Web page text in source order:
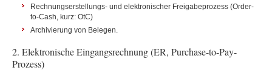
Rechnungserstellungs- und elektronischer Freigabeprozess (Order-
to-Cash, kurz: OtC)
Archivierung von Belegen.
2. Elektronische Eingangsrechnung (ER, Purchase-to-Pay-
Prozess)